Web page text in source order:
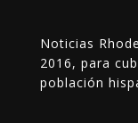
Noticias
2016, para
población